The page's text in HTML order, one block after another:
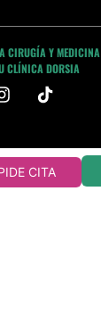
CIRUGÍA Y MEDICINA
CLÍNICA DORSIA
CITA